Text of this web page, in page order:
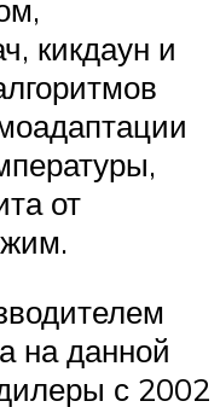
кикдаун и
от
на данной
с 2002